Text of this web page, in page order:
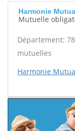
Harmonie
Mutuelle
Département: 78
mutuelles
Harmonie